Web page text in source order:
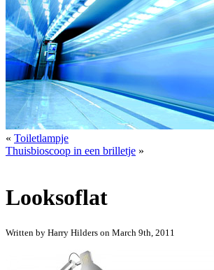
« Toiletlampje
Thuisbioscoop in een brilletje »
Looksoflat
Written by Harry Hilders on March 9th, 2011